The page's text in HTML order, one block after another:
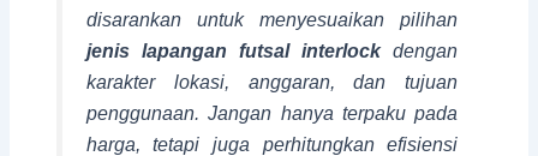
disarankan untuk menyesuaikan pilihan
jenis lapangan futsal interlockdengan
karakter lokasi, anggaran, dan tujuan
penggunaan. Jangan hanya terpaku pada
harga, tetapi juga perhitungkan efisiensi